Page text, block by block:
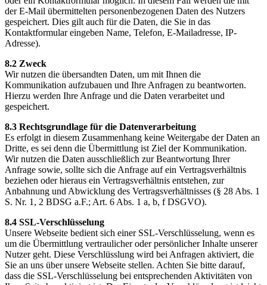
der E-Mail übermittelten personenbezogenen Daten des Nutzers
gespeichert. Dies gilt auch für die Daten, die Sie in das
Kontaktformular eingeben Name, Telefon, E-Mailadresse, IP-
Adresse).
8.2 Zweck
Wir nutzen die übersandten Daten, um mit Ihnen die
Kommunikation aufzubauen und Ihre Anfragen zu beantworten.
Hierzu werden Ihre Anfrage und die Daten verarbeitet und
gespeichert.
8.3 Rechtsgrundlage für die Datenverarbeitung
Es erfolgt in diesem Zusammenhang keine Weitergabe der Daten an
Dritte, es sei denn die Übermittlung ist Ziel der Kommunikation.
Wir nutzen die Daten ausschließlich zur Beantwortung Ihrer
Anfrage sowie, sollte sich die Anfrage auf ein Vertragsverhältnis
beziehen oder hieraus ein Vertragsverhältnis entstehen, zur
Anbahnung und Abwicklung des Vertragsverhältnisses (§ 28 Abs. 1
S. Nr. 1, 2 BDSG a.F.; Art. 6 Abs. 1 a, b, f DSGVO).
8.4 SSL-Verschlüsselung
Unsere Webseite bedient sich einer SSL-Verschlüsselung, wenn es
um die Übermittlung vertraulicher oder persönlicher Inhalte unserer
Nutzer geht. Diese Verschlüsslung wird bei Anfragen aktiviert, die
Sie an uns über unsere Webseite stellen. Achten Sie bitte darauf,
dass die SSL-Verschlüsselung bei entsprechenden Aktivitäten von